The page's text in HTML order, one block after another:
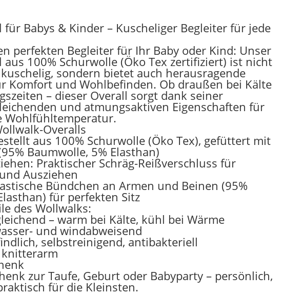
für Babys & Kinder – Kuscheliger Begleiter für jede
perfekten Begleiter für Ihr Baby oder Kind: Unser
aus 100% Schurwolle (Öko Tex zertifiziert) ist nicht
sondern bietet auch herausragende
Komfort und Wohlbefinden. Ob draußen bei Kälte
– dieser Overall sorgt dank seiner
und atmungsaktiven Eigenschaften für
Wohlfühltemperatur.
Overalls
aus 100% Schurwolle (Öko Tex), gefüttert mit
Baumwolle, 5% Elasthan)
Praktischer Schräg-Reißverschluss für
Ausziehen
Bündchen an Armen und Beinen (95%
für perfekten Sitz
des Wollwalks:
– warm bei Kälte, kühl bei Wärme
und windabweisend
selbstreinigend, antibakteriell
knitterarm
zur Taufe, Geburt oder Babyparty – persönlich,
für die Kleinsten.